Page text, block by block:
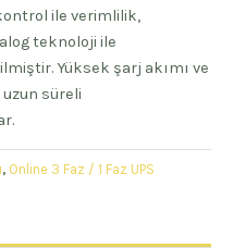
ile verimlilik,
teknoloji ile
Yüksek şarj akımı ve
uzun süreli
, Online 3 Faz / 1 Faz UPS